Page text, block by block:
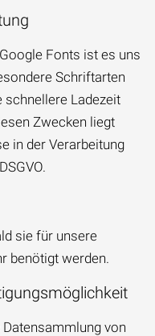
Fonts ist es uns
Schriftarten
schnellere Ladezeit
Zwecken liegt
in der Verarbeitung
sie für unsere
benötigt werden.
von